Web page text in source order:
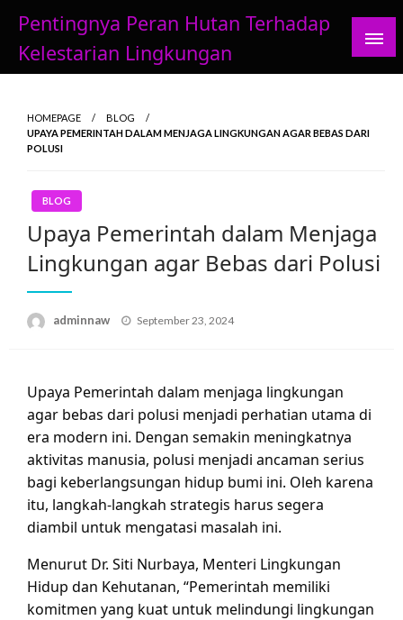
content
Pentingnya Peran Hutan Terhadap
Kelestarian Lingkungan
HOMEPAGE
BLOG
UPAYA PEMERINTAH DALAM MENJAGA LINGKUNGAN AGAR BEBAS DARI
POLUSI
BLOG
Upaya Pemerintah dalam Menjaga
Lingkungan agar Bebas dari Polusi
adminnaw
Posted
September 23, 2024
Upaya Pemerintah dalam menjaga lingkungan
agar bebas dari polusi menjadi perhatian utama di
era modern ini. Dengan semakin meningkatnya
aktivitas manusia, polusi menjadi ancaman serius
bagi keberlangsungan hidup bumi ini. Oleh karena
itu, langkah-langkah strategis harus segera
diambil untuk mengatasi masalah ini.
Menurut Dr. Siti Nurbaya, Menteri Lingkungan
Hidup dan Kehutanan, “Pemerintah memiliki
komitmen yang kuat untuk melindungi lingkungan